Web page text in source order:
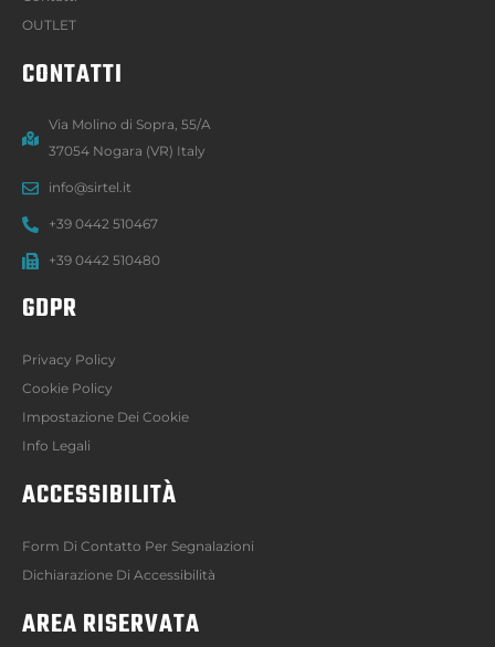
OUTLET
CONTATTI
Via Molino di Sopra, 55/A
37054 Nogara (VR) Italy
info@sirtel.it
+39 0442 510467
+39 0442 510480
GDPR
Privacy Policy
Cookie Policy
Impostazione Dei Cookie
Info Legali
ACCESSIBILITÀ
Form Di Contatto Per Segnalazioni
Dichiarazione Di Accessibilità
AREA RISERVATA